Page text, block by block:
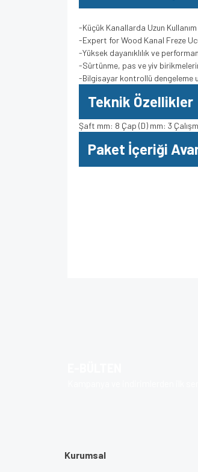
-Küçük Kanallarda Uzun
-Expert for Wood Kanal Freze
-Yüksek dayanıklılık ve
-Sürtünme, pas ve yiv
-Bilgisayar kontrollü dengeleme
Teknik Özellikler
Şaft mm: 8 Çap (D) mm: 3
Paket İçeriği
Kurumsal